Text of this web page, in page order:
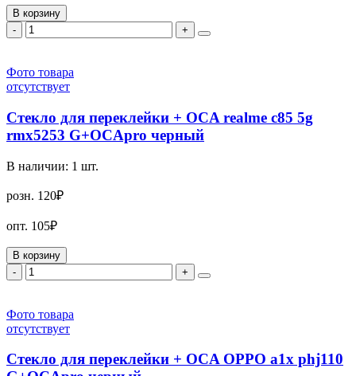
В корзину
-
+
Фото товара
отсутствует
Стекло для переклейки + OCA realme c85 5g
rmx5253 G+OCApro черный
В наличии: 1 шт.
розн. 120₽
опт. 105₽
В корзину
-
+
Фото товара
отсутствует
Стекло для переклейки + OCA OPPO a1x phj110